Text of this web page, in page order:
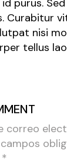
Curabitur
nisi
tellus
correo
*